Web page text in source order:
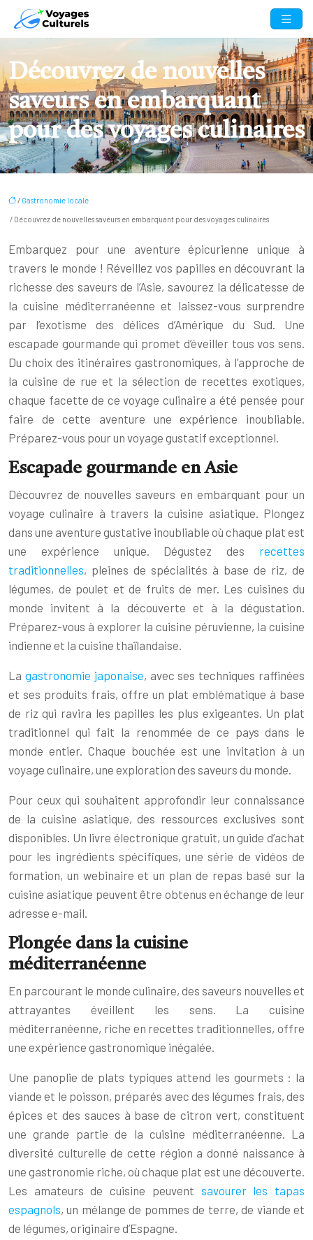
Découvrez de nouvelles
saveurs en embarquant
pour des voyages culinaires
/ Gastronomie locale
/ Découvrez de nouvelles saveurs en embarquant pour des voyages culinaires
Embarquez pour une aventure épicurienne unique à
travers le monde ! Réveillez vos papilles en découvrant la
richesse des saveurs de l’Asie, savourez la délicatesse de
la cuisine méditerranéenne et laissez-vous surprendre
par l’exotisme des délices d’Amérique du Sud. Une
escapade gourmande qui promet d’éveiller tous vos sens.
Du choix des itinéraires gastronomiques, à l’approche de
la cuisine de rue et la sélection de recettes exotiques,
chaque facette de ce voyage culinaire a été pensée pour
faire de cette aventure une expérience inoubliable.
Préparez-vous pour un voyage gustatif exceptionnel.
Escapade gourmande en Asie
Découvrez de nouvelles saveurs en embarquant pour un
voyage culinaire à travers la cuisine asiatique. Plongez
dans une aventure gustative inoubliable où chaque plat est
une expérience unique. Dégustez des recettes
traditionnelles, pleines de spécialités à base de riz, de
légumes, de poulet et de fruits de mer. Les cuisines du
monde invitent à la découverte et à la dégustation.
Préparez-vous à explorer la cuisine péruvienne, la cuisine
indienne et la cuisine thaïlandaise.
La gastronomie japonaise, avec ses techniques raffinées
et ses produits frais, offre un plat emblématique à base
de riz qui ravira les papilles les plus exigeantes. Un plat
traditionnel qui fait la renommée de ce pays dans le
monde entier. Chaque bouchée est une invitation à un
voyage culinaire, une exploration des saveurs du monde.
Pour ceux qui souhaitent approfondir leur connaissance
de la cuisine asiatique, des ressources exclusives sont
disponibles. Un livre électronique gratuit, un guide d’achat
pour les ingrédients spécifiques, une série de vidéos de
formation, un webinaire et un plan de repas basé sur la
cuisine asiatique peuvent être obtenus en échange de leur
adresse e-mail.
Plongée dans la cuisine
méditerranéenne
En parcourant le monde culinaire, des saveurs nouvelles et
attrayantes éveillent les sens. La cuisine
méditerranéenne, riche en recettes traditionnelles, offre
une expérience gastronomique inégalée.
Une panoplie de plats typiques attend les gourmets : la
viande et le poisson, préparés avec des légumes frais, des
épices et des sauces à base de citron vert, constituent
une grande partie de la cuisine méditerranéenne. La
diversité culturelle de cette région a donné naissance à
une gastronomie riche, où chaque plat est une découverte.
Les amateurs de cuisine peuvent savourer les tapas
espagnols, un mélange de pommes de terre, de viande et
de légumes, originaire d’Espagne.